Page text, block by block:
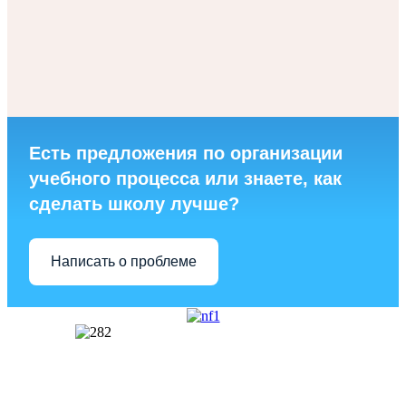
Есть предложения по организации
учебного процесса или знаете, как
сделать школу лучше?
Написать о проблеме